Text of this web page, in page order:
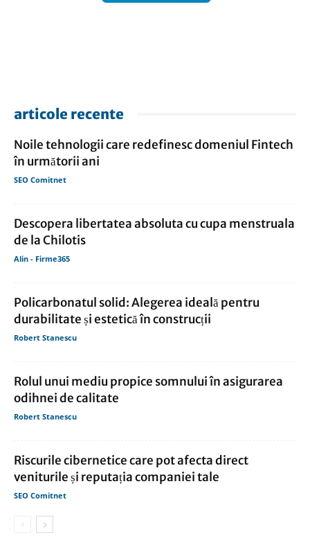
articole recente
Noile tehnologii care redefinesc domeniul Fintech
în următorii ani
SEO Comitnet
Descopera libertatea absoluta cu cupa menstruala
de la Chilotis
Alin - Firme365
Policarbonatul solid: Alegerea ideală pentru
durabilitate și estetică în construcții
Robert Stanescu
Rolul unui mediu propice somnului în asigurarea
odihnei de calitate
Robert Stanescu
Riscurile cibernetice care pot afecta direct
veniturile și reputația companiei tale
SEO Comitnet